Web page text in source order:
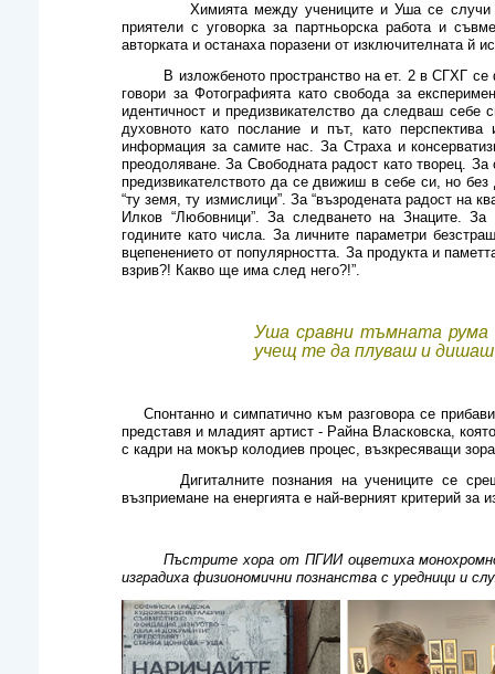
Химията между учениците и Уша се случи
приятели с уговорка за партньорска работа и
авторката и останаха поразени от изключителната й
В изложбеното пространство на ет. 2 в СГХГ се
говори за Фотографията като свобода за
идентичност и предизвикателство да следваш
духовното като послание и път, като
информация за самите нас. За Страха и
преодоляване. За Свободната радост като творец.
предизвикателството да се движиш в себе си, но
“ту земя, ту измислици”. За “възродената радост на
Илков “Любовници”. За следването на Знаците. За
годините като числа. За личните параметри
вцепенението от популярността. За продукта и
взрив?! Какво ще има след него?!”.
Уша сравни тъмната рума
учещ те да плуваш и
Спонтанно и симпатично към разговора се
представя и младият артист - Райна Власковска,
с кадри на мокър колодиев процес, възкресяващи
Дигиталните познания на учениците се
възприемане на енергията е най-верният критерий за
Пъстрите хора от ПГИИ оцветиха
изградиха физиономични познанства с уредници и